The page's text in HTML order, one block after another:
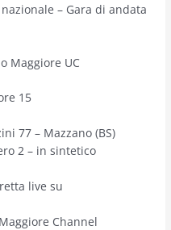
– Gara di andata
Maggiore UC
15
77 – Mazzano (BS)
2 – in sintetico
live su
Channel